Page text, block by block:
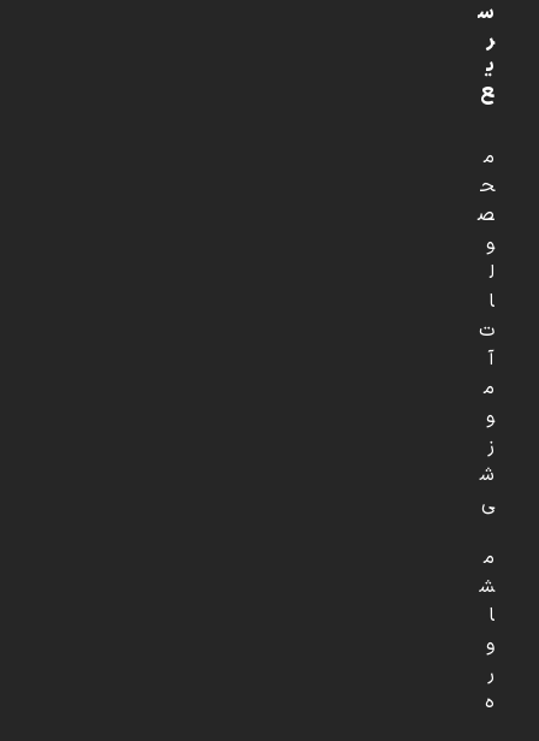
س
ر
ی
ع
م
ح
ص
و
ل
ا
ت
آ
م
و
ز
ش
ی
م
ش
ا
و
ر
ه